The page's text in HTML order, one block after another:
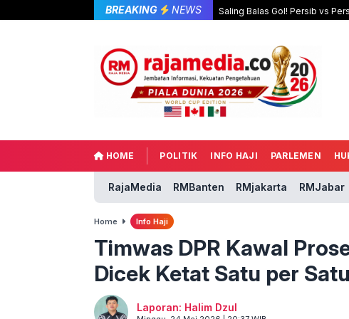
BREAKING NEWS Saling Balas Gol! Persib vs
HOME POLITIK INFO HAJI PARLEMEN
RajaMedia RMBanten RMjakarta RMJabar
Home Info Haji
Timwas DPR Kawal
Dicek Ketat Satu per Satu
Laporan: Halim Dzul